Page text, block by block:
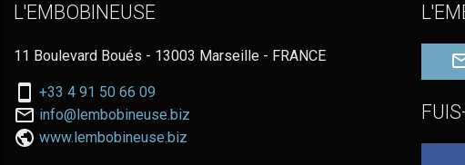
L'EMBOBINEUSE
11 Boulevard Boués - 13003 Marseille - FRANCE
Nous
téléphoner
au:
+33 4 91 50 66 09
Nous
contacter
info@lembobineuse.biz
www.lembobineuse.biz